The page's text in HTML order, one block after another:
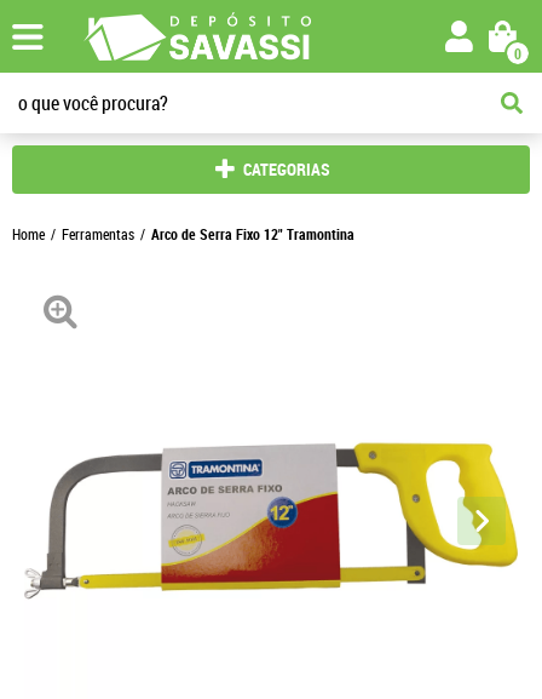
0
CATEGORIAS
Home Ferramentas Arco de Serra Fixo 12" Tramontina